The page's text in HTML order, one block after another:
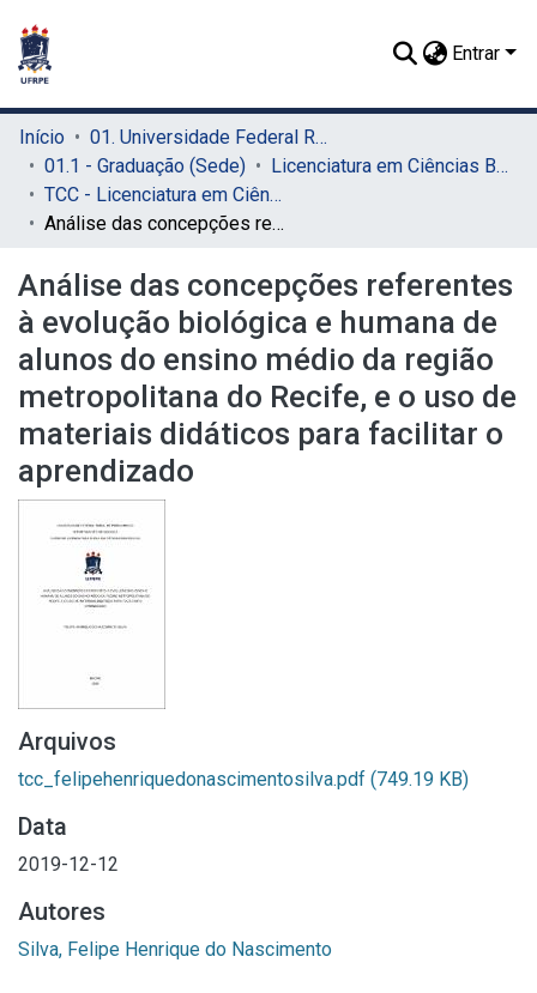
Entrar
Início
01. Universidade Federal Rural de Pernambuco - UFRPE (Sede)
01.1 - Graduação (Sede)
Licenciatura em Ciências Biológicas (Sede)
TCC - Licenciatura em Ciências Biológicas (Sede)
Análise das concepções referentes à evolução biológica e humana de alunos do ensino médio da região metropolitana do Recife, e o uso de materiais didáticos para facilitar o aprendizado
Análise das concepções referentes
à evolução biológica e humana de
alunos do ensino médio da região
metropolitana do Recife, e o uso de
materiais didáticos para facilitar o
aprendizado
Arquivos
tcc_felipehenriquedonascimentosilva.pdf (749.19 KB)
Data
2019-12-12
Autores
Silva, Felipe Henrique do Nascimento